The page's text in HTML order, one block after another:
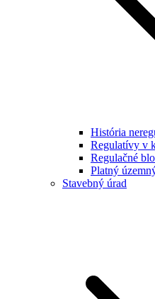
História
Regulatívy v
Regulačné
Platný
Stavebný úrad